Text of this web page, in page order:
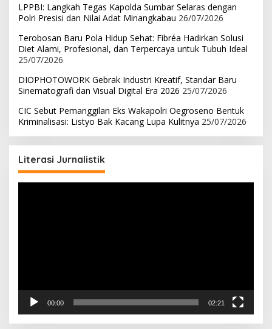
LPPBI: Langkah Tegas Kapolda Sumbar Selaras dengan
Polri Presisi dan Nilai Adat Minangkabau 26/07/2026
Terobosan Baru Pola Hidup Sehat: Fibréa Hadirkan Solusi
Diet Alami, Profesional, dan Terpercaya untuk Tubuh Ideal
25/07/2026
DIOPHOTOWORK Gebrak Industri Kreatif, Standar Baru
Sinematografi dan Visual Digital Era 2026 25/07/2026
CIC Sebut Pemanggilan Eks Wakapolri Oegroseno Bentuk
Kriminalisasi: Listyo Bak Kacang Lupa Kulitnya 25/07/2026
Literasi Jurnalistik
00:00 02:21